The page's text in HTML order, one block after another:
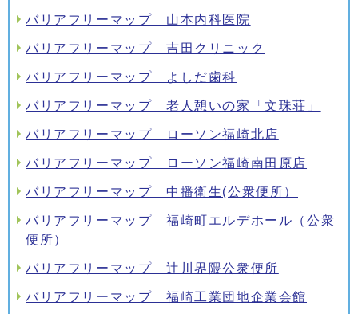
バリアフリーマップ 山本内科医院
バリアフリーマップ 吉田クリニック
バリアフリーマップ よしだ歯科
バリアフリーマップ 老人憩いの家「文珠荘」
バリアフリーマップ ローソン福崎北店
バリアフリーマップ ローソン福崎南田原店
バリアフリーマップ 中播衛生(公衆便所）
バリアフリーマップ 福崎町エルデホール（公衆
便所）
バリアフリーマップ 辻川界隈公衆便所
バリアフリーマップ 福崎工業団地企業会館